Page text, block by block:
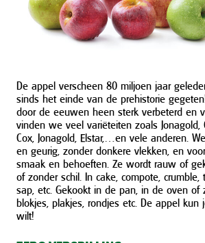
De appel verscheen 80 miljoen jaar
sinds het einde van de prehistorie
door de eeuwen heen sterk verbeterd en
vinden we veel variëteiten zoals Jonagold,
Cox, Jonagold, Elstar,…en vele anderen.
en geurig, zonder donkere vlekken, en
smaak en behoeften. Ze wordt rauw of
of zonder schil. In cake, compote, crumble,
sap, etc. Gekookt in de pan, in de oven of
blokjes, plakjes, rondjes etc. De appel
wilt!